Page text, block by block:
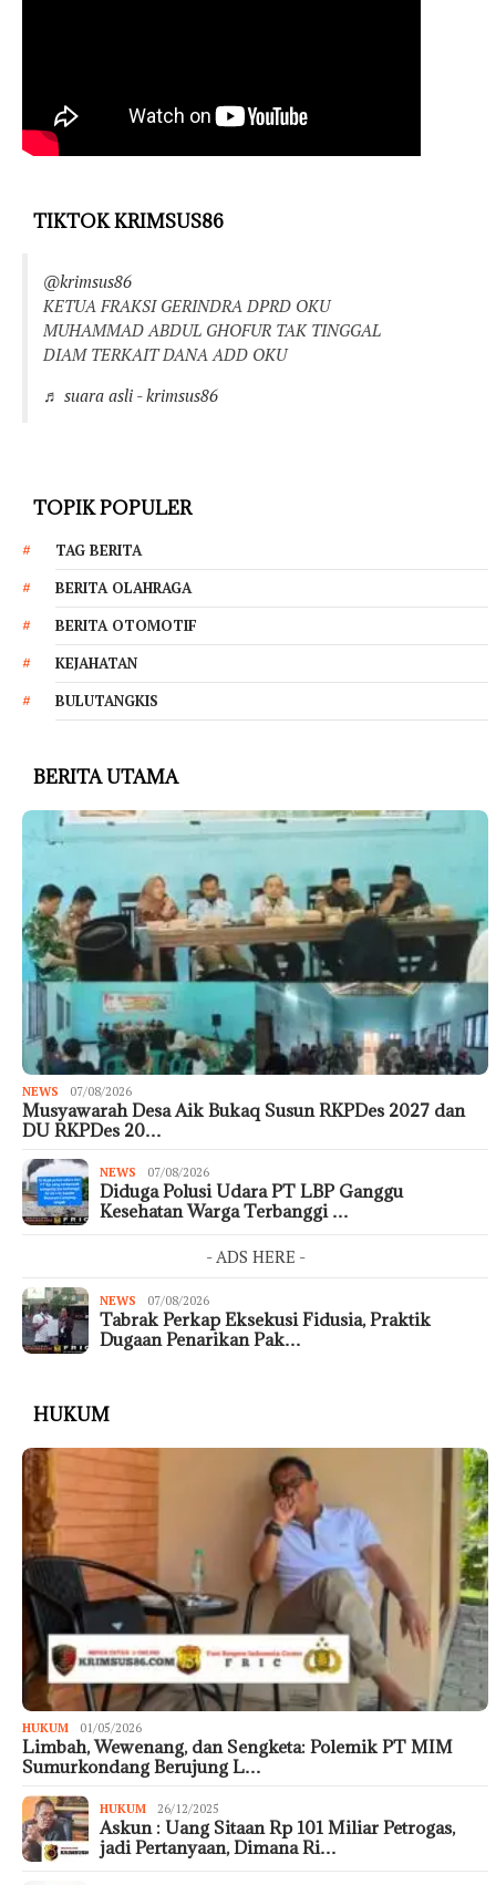
TIKTOK KRIMSUS86
@krimsus86
KETUA FRAKSI GERINDRA DPRD OKU
MUHAMMAD ABDUL GHOFUR TAK TINGGAL
DIAM TERKAIT DANA ADD OKU
♬ suara asli - krimsus86
TOPIK POPULER
TAG BERITA
BERITA OLAHRAGA
BERITA OTOMOTIF
KEJAHATAN
BULUTANGKIS
BERITA UTAMA
NEWS 07/08/2026
Musyawarah Desa Aik Bukaq Susun RKPDes 2027 dan
DU RKPDes 20…
NEWS 07/08/2026
Diduga Polusi Udara PT LBP Ganggu
Kesehatan Warga Terbanggi …
- ADS HERE -
NEWS 07/08/2026
Tabrak Perkap Eksekusi Fidusia, Praktik
Dugaan Penarikan Pak…
HUKUM
HUKUM 01/05/2026
Limbah, Wewenang, dan Sengketa: Polemik PT MIM
Sumurkondang Berujung L…
HUKUM 26/12/2025
Askun : Uang Sitaan Rp 101 Miliar Petrogas,
jadi Pertanyaan, Dimana Ri…